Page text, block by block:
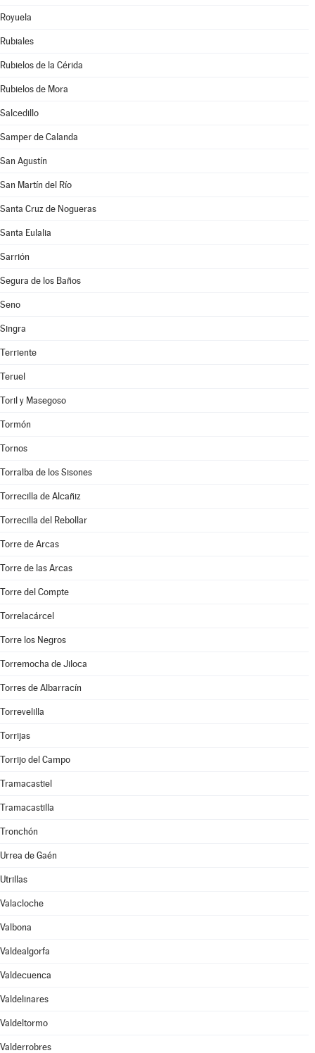
Royuela
Rubiales
Rubielos de la Cérida
Rubielos de Mora
Salcedillo
Samper de Calanda
San Agustín
San Martín del Río
Santa Cruz de Nogueras
Santa Eulalia
Sarrión
Segura de los Baños
Seno
Singra
Terriente
Teruel
Toril y Masegoso
Tormón
Tornos
Torralba de los Sisones
Torrecilla de Alcañiz
Torrecilla del Rebollar
Torre de Arcas
Torre de las Arcas
Torre del Compte
Torrelacárcel
Torre los Negros
Torremocha de Jiloca
Torres de Albarracín
Torrevelilla
Torrijas
Torrijo del Campo
Tramacastiel
Tramacastilla
Tronchón
Urrea de Gaén
Utrillas
Valacloche
Valbona
Valdealgorfa
Valdecuenca
Valdelinares
Valdeltormo
Valderrobres